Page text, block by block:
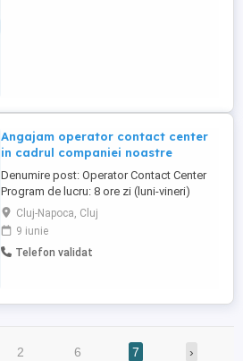
Angajam operator contact center
in cadrul companiei noastre
Denumire post: Operator Contact Center
Program de lucru: 8 ore zi (luni-vineri)
Studii: medii Competente: foare bune
abilitati de comunicare si interactionare
relationare clienti,experienta procesare
documente, planificare, respectare
Cluj-Napoca, Cluj
9 iunie
Telefon validat
2 6 7 ›